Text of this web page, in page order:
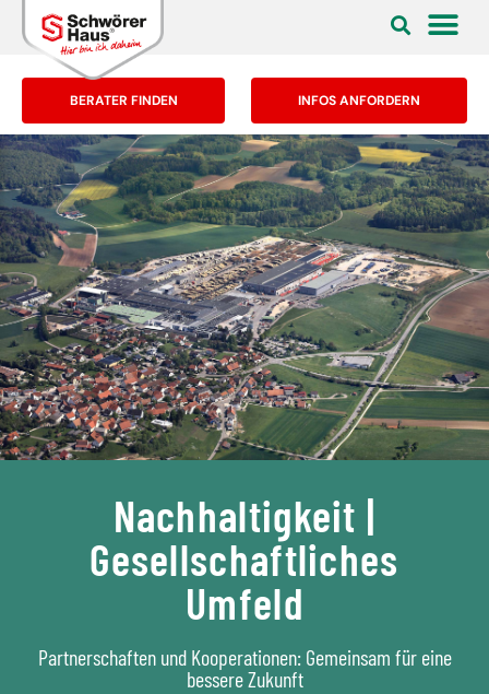
BERATER FINDEN INFOS ANFORDERN
Nachhaltigkeit |
Gesellschaftliches
Umfeld
Partnerschaften und Kooperationen: Gemeinsam für eine
bessere Zukunft